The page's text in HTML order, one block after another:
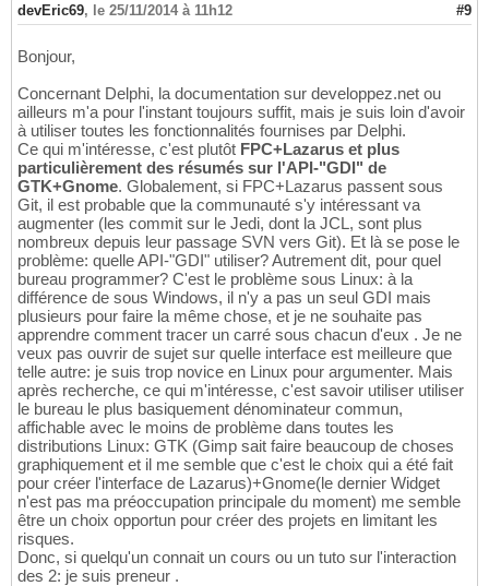
devEric69, le 25/11/2014 à 11h12 #9
Bonjour,
Concernant Delphi, la documentation sur developpez.net ou
ailleurs m'a pour l'instant toujours suffit, mais je suis loin d'avoir
à utiliser toutes les fonctionnalités fournises par Delphi.
Ce qui m'intéresse, c'est plutôt FPC+Lazarus et plus
particulièrement des résumés sur l'API-"GDI" de
GTK+Gnome. Globalement, si FPC+Lazarus passent sous
Git, il est probable que la communauté s'y intéressant va
augmenter (les commit sur le Jedi, dont la JCL, sont plus
nombreux depuis leur passage SVN vers Git). Et là se pose le
problème: quelle API-"GDI" utiliser? Autrement dit, pour quel
bureau programmer? C'est le problème sous Linux: à la
différence de sous Windows, il n'y a pas un seul GDI mais
plusieurs pour faire la même chose, et je ne souhaite pas
apprendre comment tracer un carré sous chacun d'eux . Je ne
veux pas ouvrir de sujet sur quelle interface est meilleure que
telle autre: je suis trop novice en Linux pour argumenter. Mais
après recherche, ce qui m'intéresse, c'est savoir utiliser utiliser
le bureau le plus basiquement dénominateur commun,
affichable avec le moins de problème dans toutes les
distributions Linux: GTK (Gimp sait faire beaucoup de choses
graphiquement et il me semble que c'est le choix qui a été fait
pour créer l'interface de Lazarus)+Gnome(le dernier Widget
n'est pas ma préoccupation principale du moment) me semble
être un choix opportun pour créer des projets en limitant les
risques.
Donc, si quelqu'un connait un cours ou un tuto sur l'interaction
des 2: je suis preneur .